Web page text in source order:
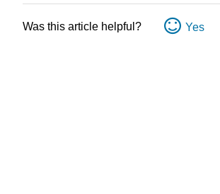
Was this article helpful? Yes